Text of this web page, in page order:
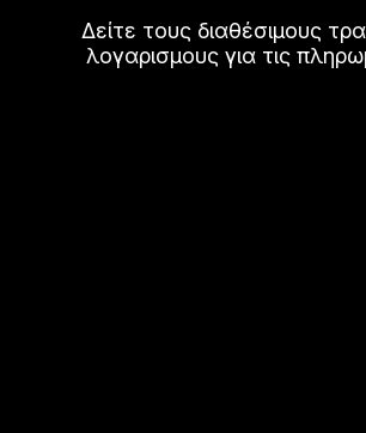
Δείτε τους διαθέσιμους
λογαρισμους για τις